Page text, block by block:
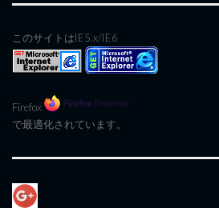
このサイトはIE5.x/IE6
Firefox
で最適化されています。